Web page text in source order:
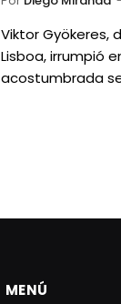
Viktor Gyökeres,
Lisboa, irrumpió
acostumbrada
MENÚ